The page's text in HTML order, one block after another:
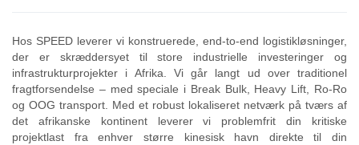
Hos SPEED leverer vi konstruerede, end-to-end logistikløsninger,
der er skræddersyet til store industrielle investeringer og
infrastrukturprojekter i Afrika. Vi går langt ud over traditionel
fragtforsendelse – med speciale i Break Bulk, Heavy Lift, Ro-Ro
og OOG transport. Med et robust lokaliseret netværk på tværs af
det afrikanske kontinent leverer vi problemfrit din kritiske
projektlast fra enhver større kinesisk havn direkte til din